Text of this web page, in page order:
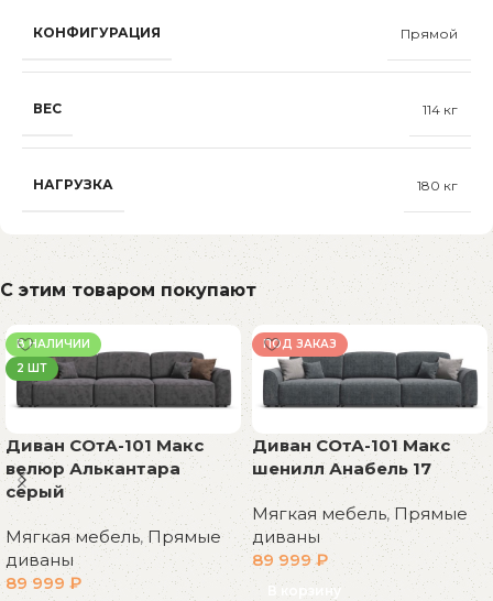
КОНФИГУРАЦИЯ Прямой
ВЕС 114 кг
НАГРУЗКА 180 кг
С этим товаром покупают
В НАЛИЧИИ
2 ШТ
Диван СОтА-101 Макс
велюр Алькантара
серый
Мягкая мебель, Прямые
диваны
89 999 ₽
ПОД ЗАКАЗ
Диван СОтА-101 Макс
шенилл Анабель 17
Мягкая мебель, Прямые
диваны
89 999₽
В корзину